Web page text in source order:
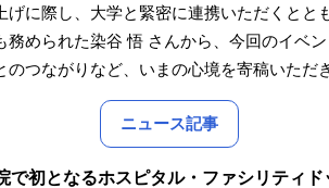
げに際し、大学と緊密に連携いただくとと
務められた染谷 悟 さんから、今回のイベ
のつながりなど、いまの心境を寄稿いただ
ニュース記事
で初となるホスピタル・ファシリティ